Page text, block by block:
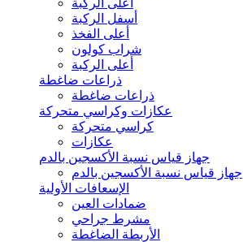
أعلى الركبة
أسفل الركبة
أعلى الفخذ
شراب كولون
أعلى الركبة
ذراعات ضاغطة
ذراعات ضاغطة
عكازات وكراسي متحركة
كراسي متحركة
عكازات
جهاز قياس نسبة الأكسجين بالدم
جهاز قياس نسبة الأكسجين بالدم
الإسعافات الأولية
ضمادات العين
مشرط جراحي
الأربطة الضاغطة